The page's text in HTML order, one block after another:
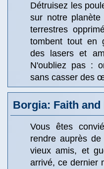
Détruisez les
sur notre
terrestres
tombent tout en
des lasers et
N'oubliez pas :
sans casser des
Borgia: Faith and
Vous êtes
rendre auprès
vieux amis, et
arrivé, ce dernier